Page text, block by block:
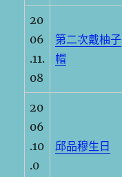
20
06
.11.
08
第二次戴柚子
帽
20
06
.10
.0
邱品穆生日